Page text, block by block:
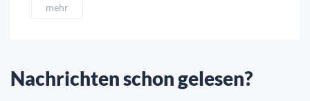
mehr
Nachrichten schon gelesen?